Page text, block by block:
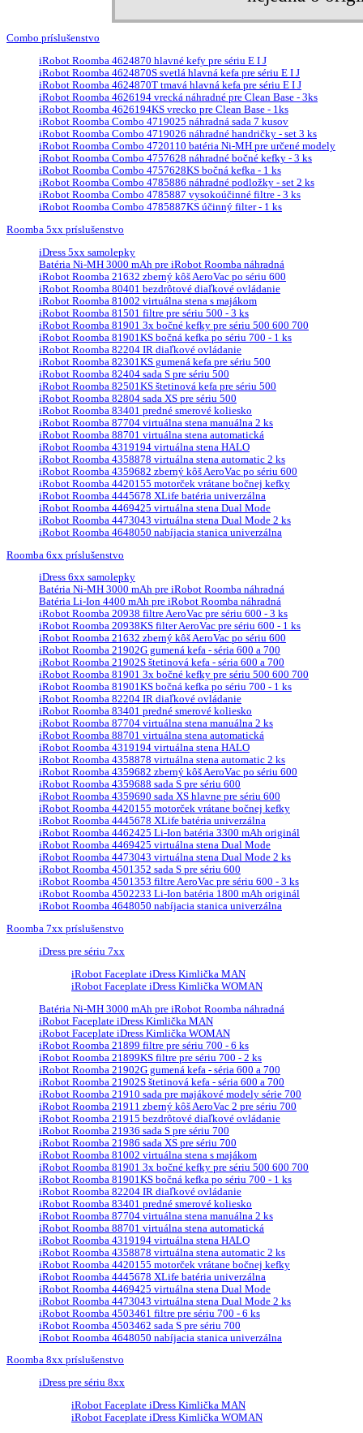
Combo príslušenstvo
iRobot Roomba 4624870 hlavné kefy pre sériu E I J
iRobot Roomba 4624870S svetlá hlavná kefa pre sériu E I J
iRobot Roomba 4624870T tmavá hlavná kefa pre sériu E I J
iRobot Roomba 4626194 vrecká náhradné pre Clean Base - 3ks
iRobot Roomba 4626194KS vrecko pre Clean Base - 1ks
iRobot Roomba Combo 4719025 náhradná sada 7 kusov
iRobot Roomba Combo 4719026 náhradné handričky - set 3 ks
iRobot Roomba Combo 4720110 batéria Ni-MH pre určené modely
iRobot Roomba Combo 4757628 náhradné bočné kefky - 3 ks
iRobot Roomba Combo 4757628KS bočná kefka - 1 ks
iRobot Roomba Combo 4785886 náhradné podložky - set 2 ks
iRobot Roomba Combo 4785887 vysokoúčinné filtre - 3 ks
iRobot Roomba Combo 4785887KS účinný filter - 1 ks
Roomba 5xx príslušenstvo
iDress 5xx samolepky
Batéria Ni-MH 3000 mAh pre iRobot Roomba náhradná
iRobot Roomba 21632 zberný kôš AeroVac po sériu 600
iRobot Roomba 80401 bezdrôtové diaľkové ovládanie
iRobot Roomba 81002 virtuálna stena s majákom
iRobot Roomba 81501 filtre pre sériu 500 - 3 ks
iRobot Roomba 81901 3x bočné kefky pre sériu 500 600 700
iRobot Roomba 81901KS bočná kefka po sériu 700 - 1 ks
iRobot Roomba 82204 IR diaľkové ovládanie
iRobot Roomba 82301KS gumená kefa pre sériu 500
iRobot Roomba 82404 sada S pre sériu 500
iRobot Roomba 82501KS štetinová kefa pre sériu 500
iRobot Roomba 82804 sada XS pre sériu 500
iRobot Roomba 83401 predné smerové koliesko
iRobot Roomba 87704 virtuálna stena manuálna 2 ks
iRobot Roomba 88701 virtuálna stena automatická
iRobot Roomba 4319194 virtuálna stena HALO
iRobot Roomba 4358878 virtuálna stena automatic 2 ks
iRobot Roomba 4359682 zberný kôš AeroVac po sériu 600
iRobot Roomba 4420155 motorček vrátane bočnej kefky
iRobot Roomba 4445678 XLife batéria univerzálna
iRobot Roomba 4469425 virtuálna stena Dual Mode
iRobot Roomba 4473043 virtuálna stena Dual Mode 2 ks
iRobot Roomba 4648050 nabíjacia stanica univerzálna
Roomba 6xx príslušenstvo
iDress 6xx samolepky
Batéria Ni-MH 3000 mAh pre iRobot Roomba náhradná
Batéria Li-Ion 4400 mAh pre iRobot Roomba náhradná
iRobot Roomba 20938 filtre AeroVac pre sériu 600 - 3 ks
iRobot Roomba 20938KS filter AeroVac pre sériu 600 - 1 ks
iRobot Roomba 21632 zberný kôš AeroVac po sériu 600
iRobot Roomba 21902G gumená kefa - séria 600 a 700
iRobot Roomba 21902S štetinová kefa - séria 600 a 700
iRobot Roomba 81901 3x bočné kefky pre sériu 500 600 700
iRobot Roomba 81901KS bočná kefka po sériu 700 - 1 ks
iRobot Roomba 82204 IR diaľkové ovládanie
iRobot Roomba 83401 predné smerové koliesko
iRobot Roomba 87704 virtuálna stena manuálna 2 ks
iRobot Roomba 88701 virtuálna stena automatická
iRobot Roomba 4319194 virtuálna stena HALO
iRobot Roomba 4358878 virtuálna stena automatic 2 ks
iRobot Roomba 4359682 zberný kôš AeroVac po sériu 600
iRobot Roomba 4359688 sada S pre sériu 600
iRobot Roomba 4359690 sada XS hlavne pre sériu 600
iRobot Roomba 4420155 motorček vrátane bočnej kefky
iRobot Roomba 4445678 XLife batéria univerzálna
iRobot Roomba 4462425 Li-Ion batéria 3300 mAh originál
iRobot Roomba 4469425 virtuálna stena Dual Mode
iRobot Roomba 4473043 virtuálna stena Dual Mode 2 ks
iRobot Roomba 4501352 sada S pre sériu 600
iRobot Roomba 4501353 filtre AeroVac pre sériu 600 - 3 ks
iRobot Roomba 4502233 Li-Ion batéria 1800 mAh originál
iRobot Roomba 4648050 nabíjacia stanica univerzálna
Roomba 7xx príslušenstvo
iDress pre sériu 7xx
iRobot Faceplate iDress Kimlička MAN
iRobot Faceplate iDress Kimlička WOMAN
Batéria Ni-MH 3000 mAh pre iRobot Roomba náhradná
iRobot Faceplate iDress Kimlička MAN
iRobot Faceplate iDress Kimlička WOMAN
iRobot Roomba 21899 filtre pre sériu 700 - 6 ks
iRobot Roomba 21899KS filtre pre sériu 700 - 2 ks
iRobot Roomba 21902G gumená kefa - séria 600 a 700
iRobot Roomba 21902S štetinová kefa - séria 600 a 700
iRobot Roomba 21910 sada pre majákové modely série 700
iRobot Roomba 21911 zberný kôš AeroVac 2 pre sériu 700
iRobot Roomba 21915 bezdrôtové diaľkové ovládanie
iRobot Roomba 21936 sada S pre sériu 700
iRobot Roomba 21986 sada XS pre sériu 700
iRobot Roomba 81002 virtuálna stena s majákom
iRobot Roomba 81901 3x bočné kefky pre sériu 500 600 700
iRobot Roomba 81901KS bočná kefka po sériu 700 - 1 ks
iRobot Roomba 82204 IR diaľkové ovládanie
iRobot Roomba 83401 predné smerové koliesko
iRobot Roomba 87704 virtuálna stena manuálna 2 ks
iRobot Roomba 88701 virtuálna stena automatická
iRobot Roomba 4319194 virtuálna stena HALO
iRobot Roomba 4358878 virtuálna stena automatic 2 ks
iRobot Roomba 4420155 motorček vrátane bočnej kefky
iRobot Roomba 4445678 XLife batéria univerzálna
iRobot Roomba 4469425 virtuálna stena Dual Mode
iRobot Roomba 4473043 virtuálna stena Dual Mode 2 ks
iRobot Roomba 4503461 filtre pre sériu 700 - 6 ks
iRobot Roomba 4503462 sada S pre sériu 700
iRobot Roomba 4648050 nabíjacia stanica univerzálna
Roomba 8xx príslušenstvo
iDress pre sériu 8xx
iRobot Faceplate iDress Kimlička MAN
iRobot Faceplate iDress Kimlička WOMAN